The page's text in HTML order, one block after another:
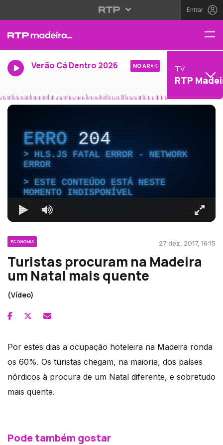
Entrar
Verão Cá Dentro 2026 NO AR TV
RTP
ERRO204
HLS.JS FATAL ERROR - NETWORK
ERROR
ESTE CONTEÚDO ESTÁ NESTE
MOMENTO INDISPONÍVEL
ECONOMIA 27 dez, 2017, 16:15
Turistas procuram na Madeira
um Natal mais quente
(Vídeo)
Por estes dias a ocupação hoteleira na Madeira ronda
os 60%. Os turistas chegam, na maioria, dos países
nórdicos à procura de um Natal diferente, e sobretudo
mais quente.
Pode também gostar